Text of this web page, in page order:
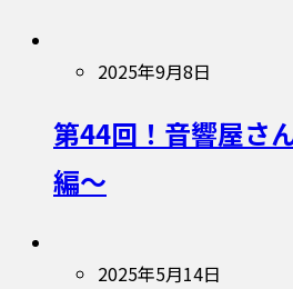
2025年9月8日
第44回！音響屋さ
編〜
2025年5月14日